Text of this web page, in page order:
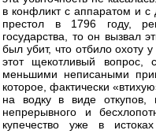
в конфликт с аппаратом и с
престол в 1796 году,
государства, то он вызвал
был убит, что отбило охоту
этот щекотливый вопрос,
меньшими неписаными
которое, фактически
на водку в виде откупов,
непрерывного и
купечество уже в